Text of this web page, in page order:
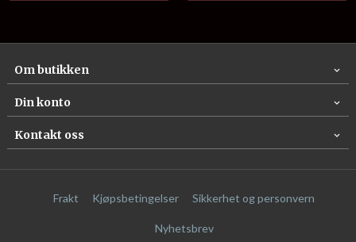
Om butikken
Din konto
Kontakt oss
Frakt Kjøpsbetingelser Sikkerhet og personvern
Nyhetsbrev